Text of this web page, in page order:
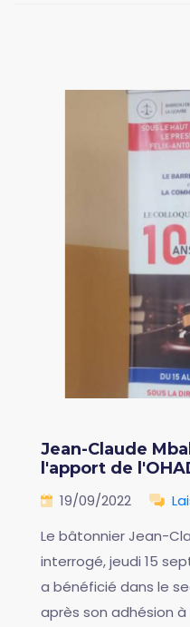
Jean-Claude
l'apport de
19/09/2022
Le bâtonnier Jean-
interrogé, jeudi 15
a bénéficié dans le
après son adhésion à